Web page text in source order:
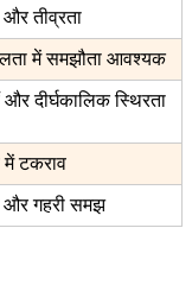
और तीव्रता
में समझौता आवश्यक
और दीर्घकालिक स्थिरता
में टकराव
और गहरी समझ